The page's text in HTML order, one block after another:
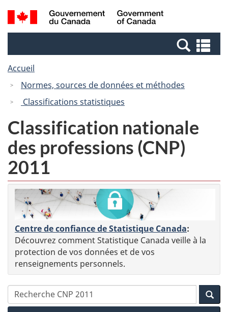
Passer
au
Passer
à
Canada
Recherche
et
et
Accueil
Normes, sources de données et méthodes
Classifications statistiques
Classification nationale
des professions (CNP)
2011
Centre de confiance de Statistique Canada:
Découvrez comment Statistique Canada veille à la
protection de vos données et de vos
renseignements personnels.